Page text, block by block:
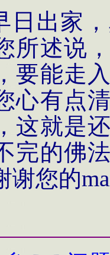
日出家
所述说
要能走
心有点
这就是
完的佛
谢您的